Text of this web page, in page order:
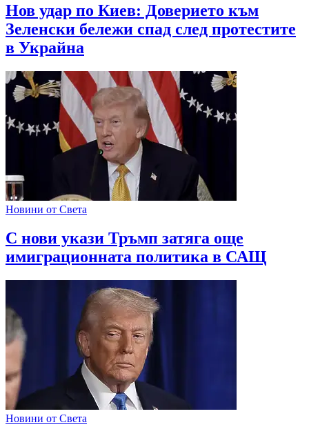
Нов удар по Киев: Доверието към
Зеленски бележи спад след протестите
в Украйна
Новини от Света
С нови укази Тръмп затяга още
имиграционната политика в САЩ
Новини от Света